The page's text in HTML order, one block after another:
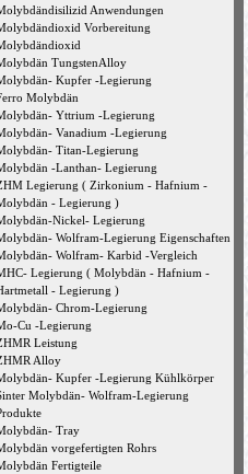
Anwendungen
Vorbereitung
TungstenAlloy
Kupfer -Legierung
Molybdän
Yttrium -Legierung
Vanadium -Legierung
Titan-Legierung
-Lanthan- Legierung
Legierung ( Zirkonium - Hafnium -
- Legierung )
Nickel- Legierung
Wolfram-Legierung Eigenschaften
Wolfram- Karbid -Vergleich
Legierung ( Molybdän - Hafnium -
- Legierung )
Chrom-Legierung
Cu -Legierung
Leistung
Alloy
Kupfer -Legierung Kühlkörper
Molybdän- Wolfram-Legierung
Tray
vorgefertigten Rohrs
Fertigteile